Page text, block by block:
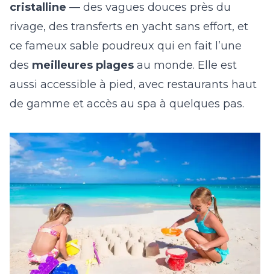
cristalline — des vagues douces près du
rivage, des transferts en yacht sans effort, et
ce fameux sable poudreux qui en fait l’une
des meilleures plages au monde. Elle est
aussi accessible à pied, avec restaurants haut
de gamme et accès au spa à quelques pas.